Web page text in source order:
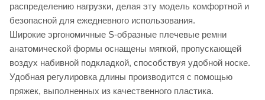
распределению нагрузки, делая эту модель комфортной и
безопасной для ежедневного использования.
Широкие эргономичные S-образные плечевые ремни
анатомической формы оснащены мягкой, пропускающей
воздух набивной подкладкой, способствуя удобной носке.
Удобная регулировка длины производится с помощью
пряжек, выполненных из качественного пластика.